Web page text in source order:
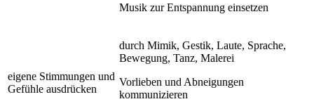
Musik zur Entspannung einsetzen
eigene Stimmungen und
Gefühle ausdrücken
durch Mimik, Gestik, Laute, Sprache,
Bewegung, Tanz, Malerei
Vorlieben und Abneigungen
kommunizieren